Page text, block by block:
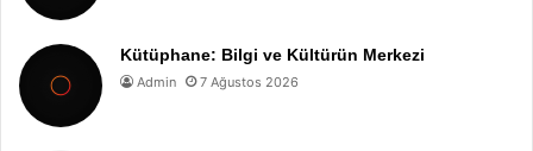
Kütüphane: Bilgi ve Kültürün Merkezi
Admin 7 Ağustos 2026